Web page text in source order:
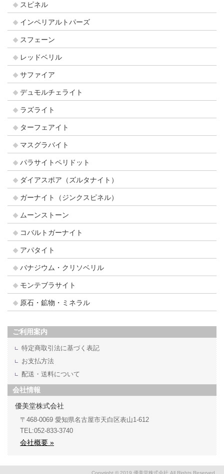
スピネル
インペリアルトパーズ
スフェーン
レッドベリル
サファイア
デュモルチェライト
ラズライト
ターフェアイト
マスグラバイト
パラサイトペリドット
ダイアスポア（ズルタナイト）
ガーナイト（ジンクスピネル）
ムーンストーン
コバルトガーナイト
アパタイト
バナジウム・クリソベリル
モンテブラサイト
原石・鉱物・ミネラル
ご利用案内
特定商取引法に基づく表記
お支払方法
配送・送料について
会社情報
優美堂株式会社
〒468-0069 愛知県名古屋市天白区表山1-612
TEL:052-833-3740
会社概要 »
Copyright © 2019 優美堂株式会社 All Rights Reserved.